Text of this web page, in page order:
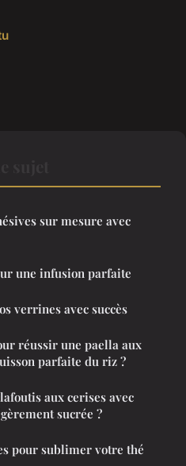
sur mesure avec
une infusion parfaite
verrines avec succès
réussir une paella aux
parfaite du riz ?
aux cerises avec
sucrée ?
pour sublimer votre thé